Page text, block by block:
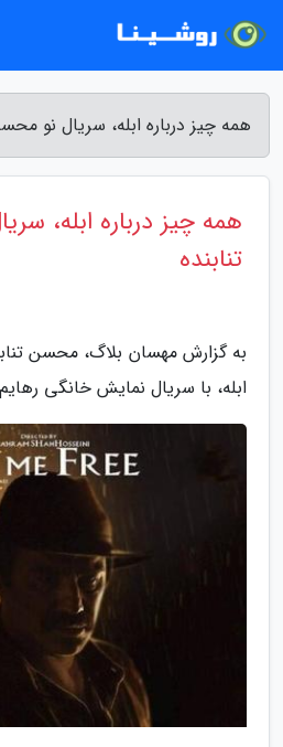
همه چیز درباره ابله، سریال نو
همه چیز درباره ابله،
تنابنده
ابله، با سریال نمایش خانگی